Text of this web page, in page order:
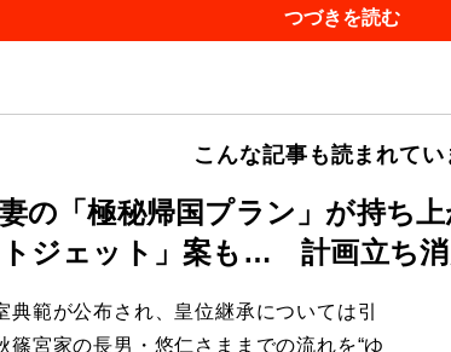
つづきを読む
こんな記事も読まれてい
の「極秘帰国プラン」が持ち
ジェット」案も… 計画立ち消
範が公布され、皇位継承については引
篠宮家の長男・悠仁さままでの流れを“ゆ